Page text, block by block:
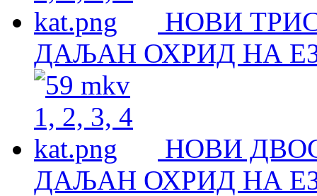
НОВИ
ДАЉАН ОХРИД НА
НОВИ
ДАЉАН ОХРИД НА